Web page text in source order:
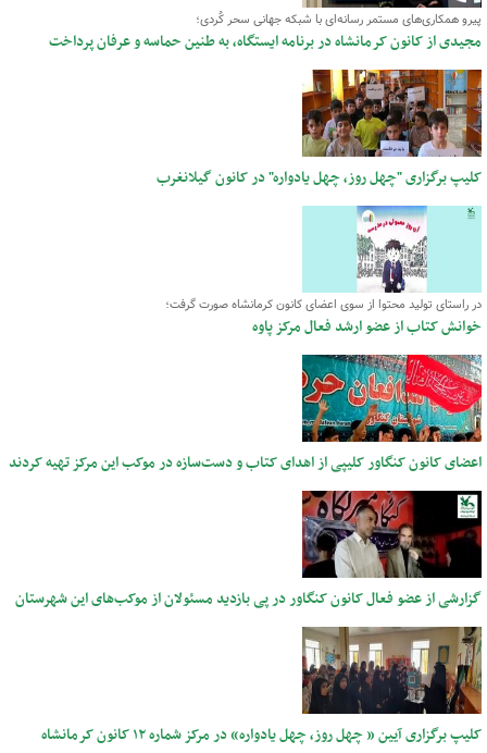
پیرو همکاری‌های مستمر رسانه‌ای با شبکه جهانی سحر کُردی؛
مجیدی از کانون کرمانشاه در برنامه ایستگاه، به طنین حماسه و عرفان پرداخت
کلیپ برگزاری "چهل‌ روز، چهل یادواره" در کانون گیلانغرب
در راستای تولید محتوا از سوی اعضای کانون کرمانشاه صورت گرفت؛
خوانش کتاب از عضو ارشد فعال مرکز پاوه
اعضای کانون کنگاور کلیپی از اهدای کتاب و دست‌سازه در موکب این مرکز تهیه کردند
گزارشی از عضو فعال کانون کنگاور در پی بازدید مسئولان از موکب‌های این شهرستان
کلیپ برگزاری آیین « چهل روز، چهل یادواره» در مرکز شماره ۱۲ کانون کرمانشاه